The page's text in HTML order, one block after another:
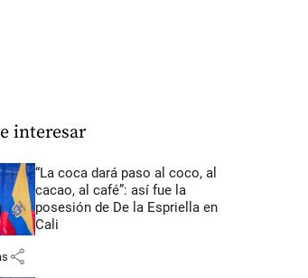
interesar
“La coca dará paso al coco, al
cacao, al café”: así fue la
posesión de De la Espriella en
Cali
share